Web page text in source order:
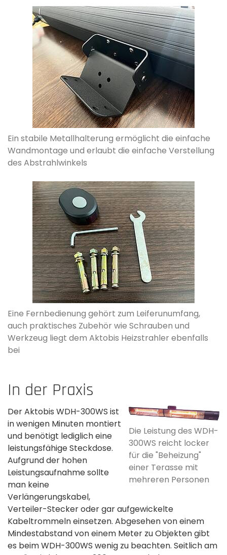
Ein stabile Metallhalterung ermöglicht die einfache
Wandmontage und erlaubt die einfache Verstellung
des Abstrahlwinkels
Eine Fernbedienung gehört zum Leiferunumfang,
auch praktisches Zubehör wie Schrauben und
Werkzeug liegt dem Aktobis Heizstrahler ebenfalls
bei
In der Praxis
Die Leistung des WDH-
300WS reicht locker
für die "Beheizung"
einer Terasse mit
mehreren Personen
Der Aktobis WDH-300WS ist
in wenigen Minuten montiert
und benötigt lediglich eine
leistungsfähige Steckdose.
Aufgrund der hohen
Leistungsaufnahme sollte
man keine
Verlängerungskabel,
Verteiler-Stecker oder gar aufgewickelte
Kabeltrommeln einsetzen. Abgesehen von einem
Mindestabstand von einem Meter zu Objekten gibt
es beim WDH-300WS wenig zu beachten. Seitlich am